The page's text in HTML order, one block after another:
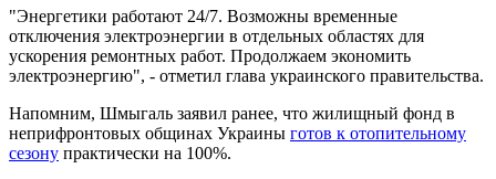
"Энергетики работают 24/7. Возможны временные
отключения электроэнергии в отдельных областях для
ускорения ремонтных работ. Продолжаем экономить
электроэнергию", - отметил глава украинского правительства.
Напомним, Шмыгаль заявил ранее, что жилищный фонд в
неприфронтовых общинах Украины готов к отопительному
сезону практически на 100%.